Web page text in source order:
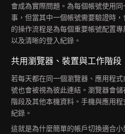
會成為實際問題。為每個帳號使用
事，但當其中一個帳號需要驗證時
的操作流程是為每個重要帳號配置
以及清晰的登入紀錄。
共用瀏覽器、裝置與工作階段
若每天都在同一個瀏覽器、應用程
號也會被視為彼此連結。瀏覽器會
階段及其他本機資料。手機與應用
紀錄。
這就是為什麼簡單的帳戶切換適合